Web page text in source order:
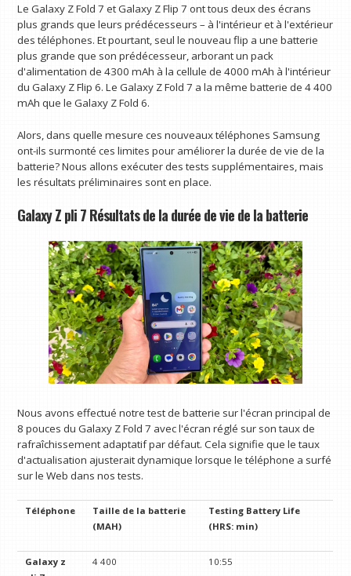
Le Galaxy Z Fold 7 et Galaxy Z Flip 7 ont tous deux des écrans
plus grands que leurs prédécesseurs – à l'intérieur et à l'extérieur
des téléphones. Et pourtant, seul le nouveau flip a une batterie
plus grande que son prédécesseur, arborant un pack
d'alimentation de 4300 mAh à la cellule de 4000 mAh à l'intérieur
du Galaxy Z Flip 6. Le Galaxy Z Fold 7 a la même batterie de 4 400
mAh que le Galaxy Z Fold 6.
Alors, dans quelle mesure ces nouveaux téléphones Samsung
ont-ils surmonté ces limites pour améliorer la durée de vie de la
batterie? Nous allons exécuter des tests supplémentaires, mais
les résultats préliminaires sont en place.
Galaxy Z pli 7 Résultats de la durée de vie de la batterie
Nous avons effectué notre test de batterie sur l'écran principal de
8 pouces du Galaxy Z Fold 7 avec l'écran réglé sur son taux de
rafraîchissement adaptatif par défaut. Cela signifie que le taux
d'actualisation ajusterait dynamique lorsque le téléphone a surfé
sur le Web dans nos tests.
Téléphone
Taille de la batterie
(MAH)
Testing Battery Life
(HRS: min)
Galaxy z
4 400 10:55